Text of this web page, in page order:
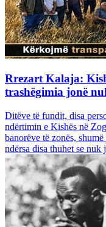
Rrezart Kalaja:
trashëgimia jonë
Ditëve të fundit, disa
ndërtimin e Kishës në
banorëve të zonës,
ndërsa disa thuhet se